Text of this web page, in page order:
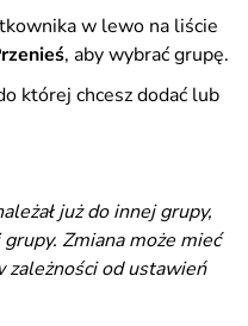
w lewo na liście
, aby wybrać grupę.
której chcesz dodać lub
już do innej grupy,
grupy. Zmiana może mieć
zależności od ustawień